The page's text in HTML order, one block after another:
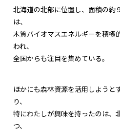
北海道の北部に位置し、面積の約
は、
木質バイオマスエネルギーを積極
われ、
全国からも注目を集めている。
ほかにも森林資源を活用しようと
り、
特にわたしが興味を持ったのは、
つ、